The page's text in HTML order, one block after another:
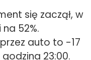
się zaczął, w
52%.
auto to -17
23:00.